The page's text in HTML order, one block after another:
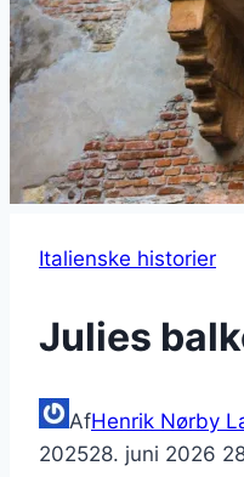
Italienske historier
Julies
AfHenrik Nørby
202528. juni 2026